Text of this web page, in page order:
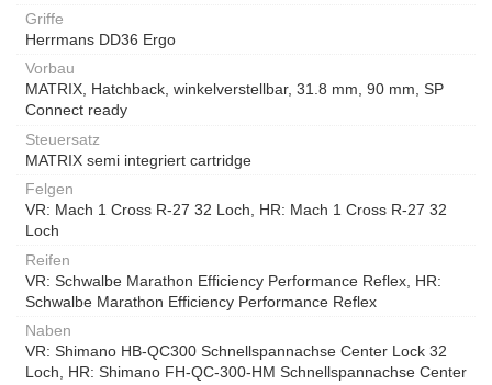
Griffe
Herrmans DD36 Ergo
Vorbau
MATRIX, Hatchback, winkelverstellbar, 31.8 mm, 90 mm, SP
Connect ready
Steuersatz
MATRIX semi integriert cartridge
Felgen
VR: Mach 1 Cross R-27 32 Loch, HR: Mach 1 Cross R-27 32
Loch
Reifen
VR: Schwalbe Marathon Efficiency Performance Reflex, HR:
Schwalbe Marathon Efficiency Performance Reflex
Naben
VR: Shimano HB-QC300 Schnellspannachse Center Lock 32
Loch, HR: Shimano FH-QC-300-HM Schnellspannachse Center